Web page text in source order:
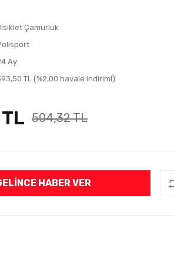
Çamurluk
Ay
TL (%2,00 havale indirimi)
504,32 TL
HABER VER